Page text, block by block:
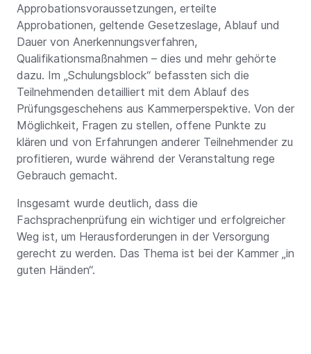
Approbationsvoraussetzungen, erteilte
Approbationen, geltende Gesetzeslage, Ablauf und
Dauer von Anerkennungsverfahren,
Qualifikationsmaßnahmen – dies und mehr gehörte
dazu. Im „Schulungsblock“ befassten sich die
Teilnehmenden detailliert mit dem Ablauf des
Prüfungsgeschehens aus Kammerperspektive. Von der
Möglichkeit, Fragen zu stellen, offene Punkte zu
klären und von Erfahrungen anderer Teilnehmender zu
profitieren, wurde während der Veranstaltung rege
Gebrauch gemacht.
Insgesamt wurde deutlich, dass die
Fachsprachenprüfung ein wichtiger und erfolgreicher
Weg ist, um Herausforderungen in der Versorgung
gerecht zu werden. Das Thema ist bei der Kammer „in
guten Händen“.